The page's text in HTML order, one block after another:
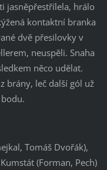
jasněpřestřílela, hrálo
kontaktní branka
dvě přesilovky v
neuspěli. Snaha
něco udělat.
brány, leč další gól už
Tomáš Dvořák),
(Forman, Pech)